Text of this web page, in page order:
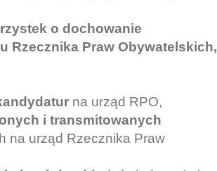
o dochowanie
Rzecznika Praw Obywatelskich,
na urząd RPO,
i transmitowanych
na urząd Rzecznika Praw